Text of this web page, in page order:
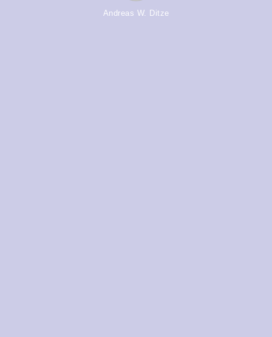
Andreas W. Ditze